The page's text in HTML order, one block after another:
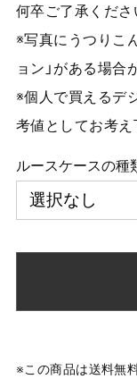
何卒ご了承くださ
※写真にうつりこ
ョン」がある場合
※個人で買えるデ
考値としてお考え
ルースケースの種
※この商品は送料無